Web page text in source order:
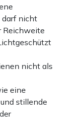
darf nicht
Reichweite
nicht als
eine
stillende